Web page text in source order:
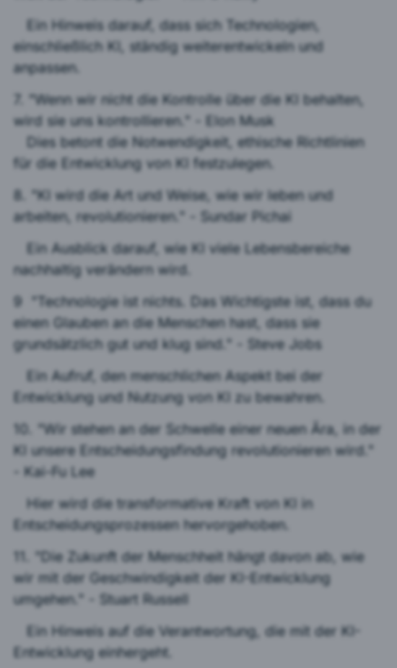
Ein Hinweis darauf, dass sich Technologien,
einschließlich KI, ständig weiterentwickeln und
anpassen.
7. "Wenn wir nicht die Kontrolle über die KI behalten,
wird sie uns kontrollieren." - Elon Musk
Dies betont die Notwendigkeit, ethische Richtlinien
für die Entwicklung von KI festzulegen.
8. "KI wird die Art und Weise, wie wir leben und
arbeiten, revolutionieren." - Sundar Pichai
Ein Ausblick darauf, wie KI viele Lebensbereiche
nachhaltig verändern wird.
9 "Technologie ist nichts. Das Wichtigste ist, dass du
einen Glauben an die Menschen hast, dass sie
grundsätzlich gut und klug sind." - Steve Jobs
Ein Aufruf, den menschlichen Aspekt bei der
Entwicklung und Nutzung von KI zu bewahren.
10. "Wir stehen an der Schwelle einer neuen Ära, in der
KI unsere Entscheidungsfindung revolutionieren wird."
- Kai-Fu Lee
Hier wird die transformative Kraft von KI in
Entscheidungsprozessen hervorgehoben.
11. "Die Zukunft der Menschheit hängt davon ab, wie
wir mit der Geschwindigkeit der KI-Entwicklung
umgehen." - Stuart Russell
Ein Hinweis auf die Verantwortung, die mit der KI-
Entwicklung einhergeht.